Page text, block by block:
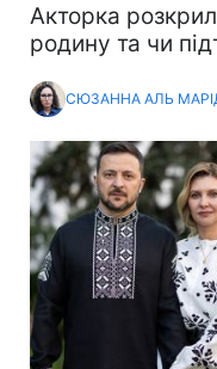
Акторка
родину та чи
СЮЗАННА АЛЬ